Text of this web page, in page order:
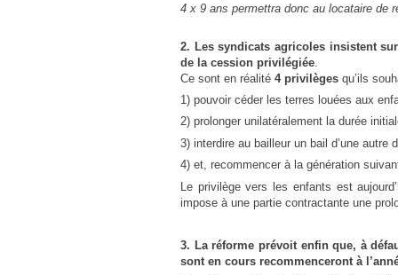
4 x 9 ans permettra donc au locataire de
2. Les syndicats agricoles insistent
de la cession privilégiée
Ce sont en réalité 4 privilèges qu’ils
1) pouvoir céder les terres louées aux
2) prolonger unilatéralement la durée
3) interdire au bailleur un bail d’une autre
4) et, recommencer à la génération
Le privilège vers les enfants est
impose à une partie contractante une
3. La réforme prévoit enfin que, à
sont en cours recommenceront à